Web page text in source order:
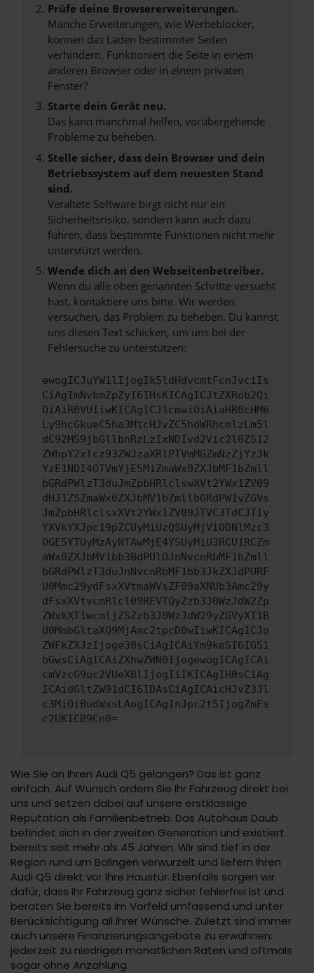
Prüfe deine Browsererweiterungen.
Manche Erweiterungen, wie Werbeblocker,
können das Laden bestimmter Seiten
verhindern. Funktioniert die Seite in einem
anderen Browser oder in einem privaten
Fenster?
Starte dein Gerät neu.
Das kann manchmal helfen, vorübergehende
Probleme zu beheben.
Stelle sicher, dass dein Browser und dein
Betriebssystem auf dem neuesten Stand
sind.
Veraltete Software birgt nicht nur ein
Sicherheitsrisiko, sondern kann auch dazu
führen, dass bestimmte Funktionen nicht mehr
unterstützt werden.
Wende dich an den Webseitenbetreiber.
Wenn du alle oben genannten Schritte versucht
hast, kontaktiere uns bitte. Wir werden
versuchen, das Problem zu beheben. Du kannst
uns diesen Text schicken, um uns bei der
Fehlersuche zu unterstützen:
ewogICJuYW1lIjogIk5ldHdvcmtFcnJvciIs
CiAgImNvbmZpZyI6IHsKICAgICJtZXRob2Qi
OiAiR0VUIiwKICAgICJ1cmwiOiAiaHR0cHM6
Ly9hcGkueC5ha3MtcHJvZC5hdWRhcmlzLm5l
dC92MS9jbGllbnRzLzIxNDIvd2Vic2l0ZS12
ZWhpY2xlcz93ZWJzaXRlPTVmMGZmNzZjYzJk
YzE1NDI4OTVmYjE5MiZmaWx0ZXJbMF1bZmll
bGRdPWlzT3duJmZpbHRlclswXVt2YWx1ZV09
dHJ1ZSZmaWx0ZXJbMV1bZmllbGRdPW1vZGVs
JmZpbHRlclsxXVt2YWx1ZV09JTVCJTdCJTIy
YXVkYXJpc19pZCUyMiUzQSUyMjViODNlMzc3
OGE5YTUyMzAyNTAwMjE4YSUyMiU3RCU1RCZm
aWx0ZXJbMV1bb3BdPUlOJnNvcnRbMF1bZmll
bGRdPWlzT3duJnNvcnRbMF1bb3JkZXJdPURF
U0Mmc29ydFsxXVtmaWVsZF09aXNUb3Amc29y
dFsxXVtvcmRlcl09REVTQyZzb3J0WzJdW2Zp
ZWxkXT1wcmljZSZzb3J0WzJdW29yZGVyXT1B
U0MmbGltaXQ9MjAmc2tpcD0wIiwKICAgICJo
ZWFkZXJzIjoge30sCiAgICAiYm9keSI6IG51
bGwsCiAgICAiZXhwZWN0IjogewogICAgICAi
cmVzcG9uc2VUeXBlIjogIiIKICAgIH0sCiAg
ICAidGltZW91dCI6IDAsCiAgICAicHJvZ3Jl
c3MiOiBudWxsLAogICAgInJpc2t5IjogZmFs
c2UKICB9Cn0=
Wie Sie an Ihren Audi Q5 gelangen? Das ist ganz
einfach. Auf Wunsch ordern Sie Ihr Fahrzeug direkt bei
uns und setzen dabei auf unsere erstklassige
Reputation als Familienbetrieb. Das Autohaus Daub
befindet sich in der zweiten Generation und existiert
bereits seit mehr als 45 Jahren. Wir sind tief in der
Region rund um Balingen verwurzelt und liefern Ihren
Audi Q5 direkt vor Ihre Haustür. Ebenfalls sorgen wir
dafür, dass Ihr Fahrzeug ganz sicher fehlerfrei ist und
beraten Sie bereits im Vorfeld umfassend und unter
Berücksichtigung all Ihrer Wünsche. Zuletzt sind immer
auch unsere Finanzierungsangebote zu erwähnen:
jederzeit zu niedrigen monatlichen Raten und oftmals
sogar ohne Anzahlung.